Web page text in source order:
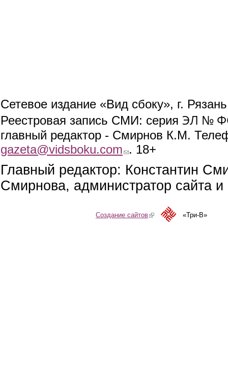
Сетевое издание «Вид сбоку», г.
Реестровая запись СМИ: серия ЭЛ №
главный редактор - Смирнов К.М.
gazeta@vidsboku.com (link sends e-mail)
. 18+
Главный редактор: Константин
Смирнова, администратор сайта
Создание сайтов(link is external)«Три-В»